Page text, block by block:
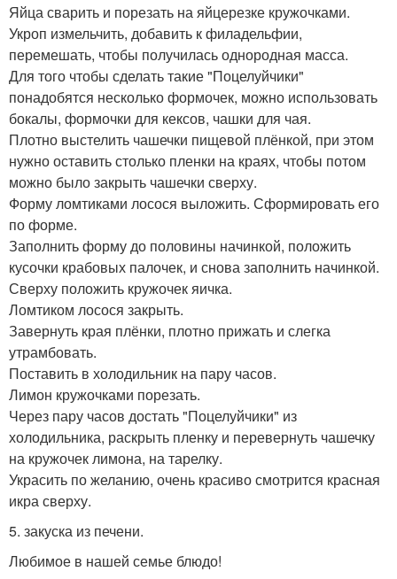
Яйца сварить и порезать на яйцерезке кружочками.
Укроп измельчить, добавить к филадельфии,
перемешать, чтобы получилась однородная масса.
Для того чтобы сделать такие "Поцелуйчики"
понадобятся несколько формочек, можно использовать
бокалы, формочки для кексов, чашки для чая.
Плотно выстелить чашечки пищевой плёнкой, при этом
нужно оставить столько пленки на краях, чтобы потом
можно было закрыть чашечки сверху.
Форму ломтиками лосося выложить. Сформировать его
по форме.
Заполнить форму до половины начинкой, положить
кусочки крабовых палочек, и снова заполнить начинкой.
Сверху положить кружочек яичка.
Ломтиком лосося закрыть.
Завернуть края плёнки, плотно прижать и слегка
утрамбовать.
Поставить в холодильник на пару часов.
Лимон кружочками порезать.
Через пару часов достать "Поцелуйчики" из
холодильника, раскрыть пленку и перевернуть чашечку
на кружочек лимона, на тарелку.
Украсить по желанию, очень красиво смотрится красная
икра сверху.
5. закуска из печени.
Любимое в нашей семье блюдо!